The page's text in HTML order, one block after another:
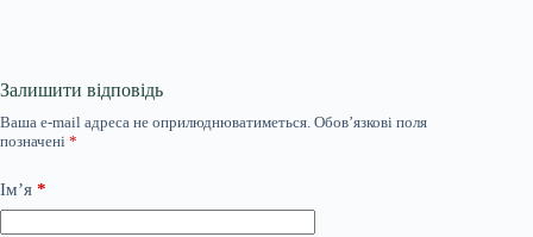
Залишити відповідь
Ваша e-mail адреса не оприлюднюватиметься. Обов’язкові поля
позначені *
Ім’я *